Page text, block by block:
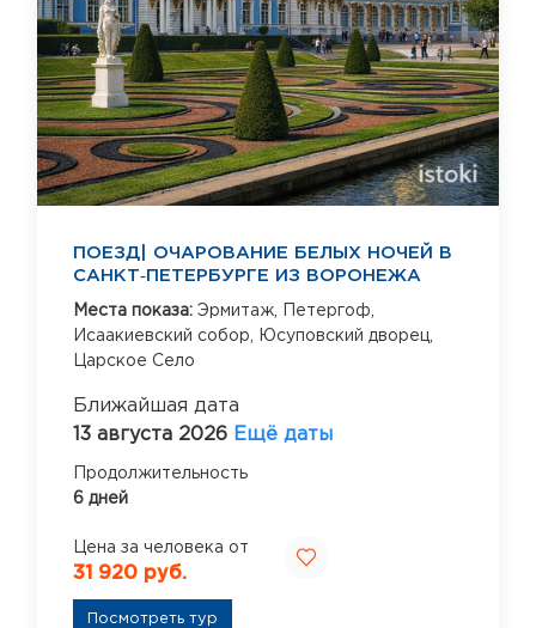
ПОЕЗД| ОЧАРОВАНИЕ БЕЛЫХ НОЧЕЙ В
САНКТ‑ПЕТЕРБУРГЕ ИЗ ВОРОНЕЖА
Места показа: Эрмитаж,
Петергоф,
Исаакиевский собор,
Юсуповский дворец,
Царское Село
Ближайшая дата
13 августа 2026 Ещё даты
Продолжительность
6 дней
Цена за человека от
31 920 руб.
Посмотреть тур